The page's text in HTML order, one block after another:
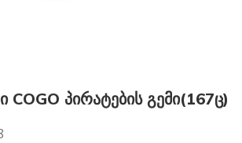
პირატების გემი(167ც)